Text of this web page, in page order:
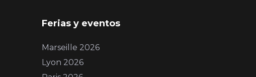
Ferias y eventos
Marseille 2026
Lyon 2026